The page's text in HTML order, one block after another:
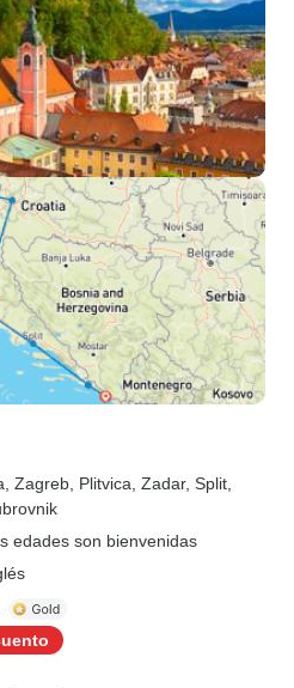
, Zagreb , Plitvica , Zadar, Split
edades son bienvenidas